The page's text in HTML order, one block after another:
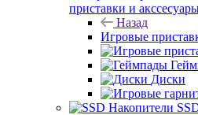
приставки и
Назад
Игровые
Диски